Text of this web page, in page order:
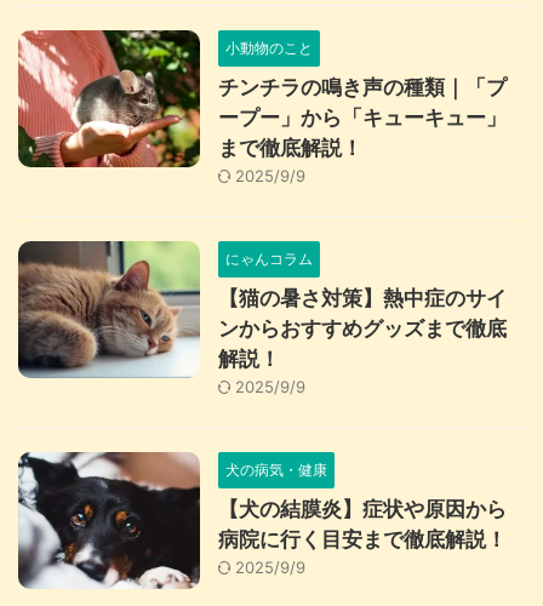
小動物のこと
チンチラの鳴き声の種類｜「プ
ープー」から「キューキュー」
まで徹底解説！
2025/9/9
にゃんコラム
【猫の暑さ対策】熱中症のサイ
ンからおすすめグッズまで徹底
解説！
2025/9/9
犬の病気・健康
【犬の結膜炎】症状や原因から
病院に行く目安まで徹底解説！
2025/9/9